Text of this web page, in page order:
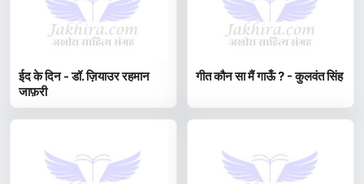
ईद के दिन - डॉ. ज़ियाउर रहमान
जाफ़री
गीत कौन सा मैं गाऊँ ? - कुलवंत सिंह